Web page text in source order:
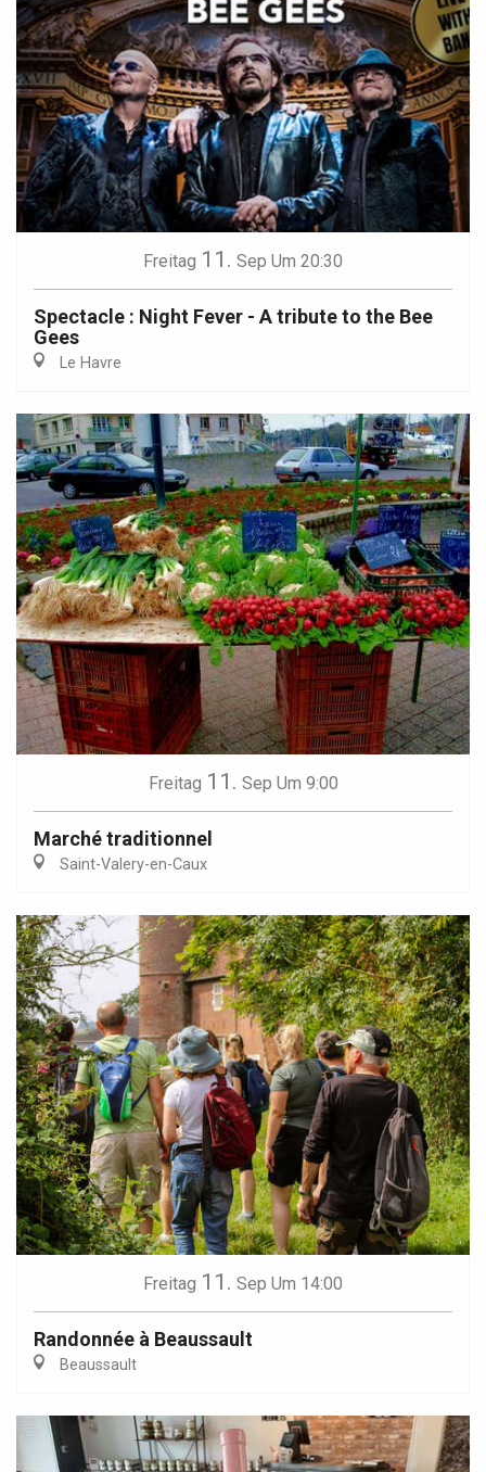
Freitag 11. Sep Um 20:30
Spectacle : Night Fever - A tribute to the Bee
Gees
Le Havre
Freitag 11. Sep Um 9:00
Marché traditionnel
Saint-Valery-en-Caux
Freitag 11. Sep Um 14:00
Randonnée à Beaussault
Beaussault